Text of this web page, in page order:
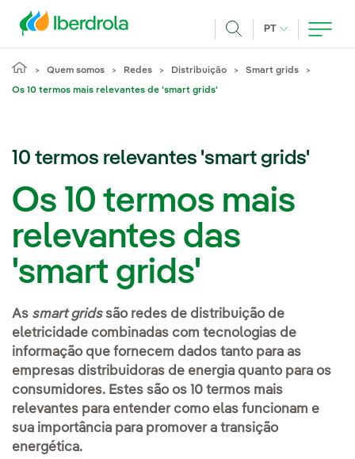
PT IDIOMA ATUAL,
Quem somos Redes Distribuição Smart grids
Os 10 termos mais relevantes de 'smart grids'
10 termos relevantes 'smart grids'
Os 10 termos mais
relevantes das
'smart grids'
As smart gridssão redes de distribuição de
eletricidade combinadas com tecnologias de
informação que fornecem dados tanto para as
empresas distribuidoras de energia quanto para os
consumidores. Estes são os 10 termos mais
relevantes para entender como elas funcionam e
sua importância para promover a transição
energética.